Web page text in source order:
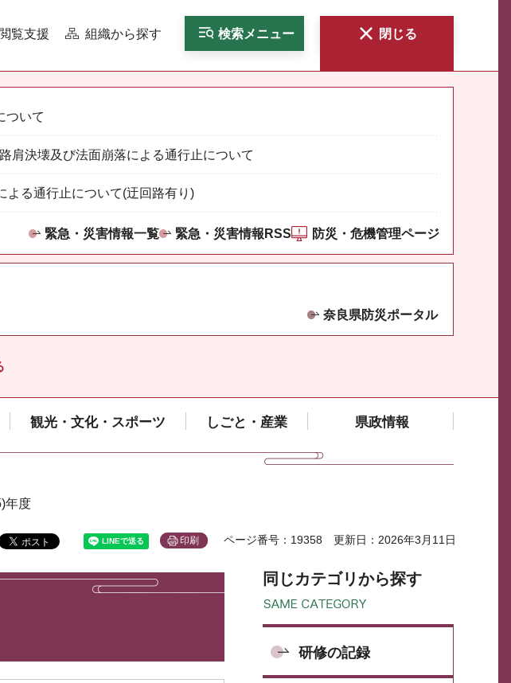
閲覧支援 組織から探す 検索メニュー 閉じる
ついて
肩決壊及び法面崩落による通行止について
よる通行止について(迂回路有り)
緊急・災害情報一覧 緊急・災害情報RSS 防災・危機管理ページ
奈良県防災ポータル
観光・文化・スポーツ しごと・産業 県政情報
年度
印刷 ページ番号：19358 更新日：2026年3月11日
同じカテゴリから探す
研修の記録